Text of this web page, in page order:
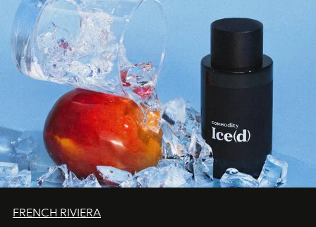
FRENCH RIVIERA